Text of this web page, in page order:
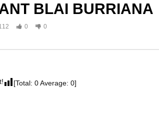
BLAI BURRIANA
0 0
[Total: 0Average: 0]